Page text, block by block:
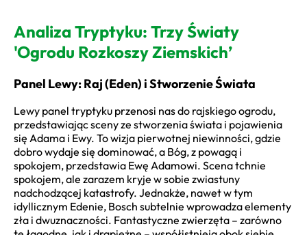
Analiza Tryptyku: Trzy Światy
'Ogrodu Rozkoszy Ziemskich’
Panel Lewy: Raj (Eden) i Stworzenie Świata
Lewy panel tryptyku przenosi nas do rajskiego ogrodu,
przedstawiając sceny ze stworzenia świata i pojawienia
się Adama i Ewy. To wizja pierwotnej niewinności, gdzie
dobro wydaje się dominować, a Bóg, z powagą i
spokojem, przedstawia Ewę Adamowi. Scena tchnie
spokojem, ale zarazem kryje w sobie zwiastuny
nadchodzącej katastrofy. Jednakże, nawet w tym
idyllicznym Edenie, Bosch subtelnie wprowadza elementy
zła i dwuznaczności. Fantastyczne zwierzęta – zarówno